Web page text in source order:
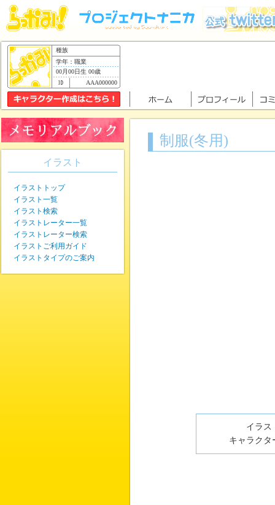
種族
学年：職業
00月00日生 00歳
AAA000000
制服(冬用)
イラス
キャラクタ
イラスト
イラストトップ
イラスト一覧
イラスト検索
イラストレーター一覧
イラストレーター検索
イラストご利用ガイド
イラストタイプのご案内